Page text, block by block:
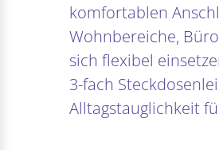
komfortablen
Wohnbereiche,
sich flexibel
3-fach
Alltagstauglichkeit